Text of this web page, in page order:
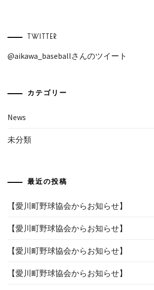
TWITTER
@aikawa_baseballさんのツイート
カテゴリー
News
未分類
最近の投稿
【愛川町野球協会からお知らせ】
【愛川町野球協会からお知らせ】
【愛川町野球協会からお知らせ】
【愛川町野球協会からお知らせ】